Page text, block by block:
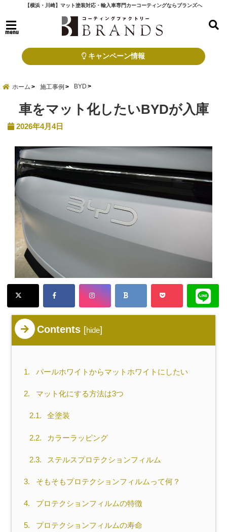
【横浜・川崎】マット塗装対応・輸入車専門カーコーティングならブランズへ
menu
キャンペーン情報
ホーム 施工事例 BYD
車をマット化したいBYDが入庫
2026年4月4日
Contents [hide]
1. パールホワイトからマットホワイトにしたい
2. マット化にする方法は3つ
2.1. 全塗装
2.2. カラーラッピング
2.3. ステルスプロテクションフィルム
3. そもそもプロテクションフィルムって何？
4. プロテクションフィルムの特徴
5. プロテクションフィルムの寿命